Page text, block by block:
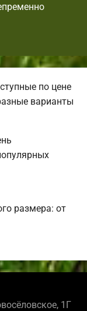
по цене
варианты
размера: от
1Г